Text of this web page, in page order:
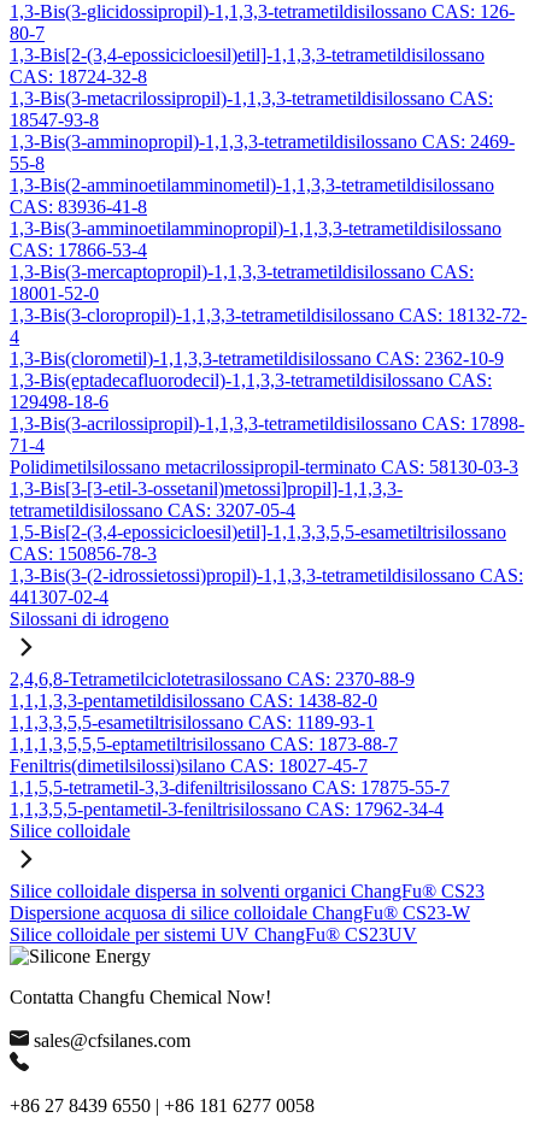
1,3-Bis(3-glicidossipropil)-1,1,3,3-tetrametildisilossano CAS: 126-
80-7
1,3-Bis[2-(3,4-epossicicloesil)etil]-1,1,3,3-tetrametildisilossano
CAS: 18724-32-8
1,3-Bis(3-metacrilossipropil)-1,1,3,3-tetrametildisilossano CAS:
18547-93-8
1,3-Bis(3-amminopropil)-1,1,3,3-tetrametildisilossano CAS: 2469-
55-8
1,3-Bis(2-amminoetilamminometil)-1,1,3,3-tetrametildisilossano
CAS: 83936-41-8
1,3-Bis(3-amminoetilamminopropil)-1,1,3,3-tetrametildisilossano
CAS: 17866-53-4
1,3-Bis(3-mercaptopropil)-1,1,3,3-tetrametildisilossano CAS:
18001-52-0
1,3-Bis(3-cloropropil)-1,1,3,3-tetrametildisilossano CAS: 18132-72-
4
1,3-Bis(clorometil)-1,1,3,3-tetrametildisilossano CAS: 2362-10-9
1,3-Bis(eptadecafluorodecil)-1,1,3,3-tetrametildisilossano CAS:
129498-18-6
1,3-Bis(3-acrilossipropil)-1,1,3,3-tetrametildisilossano CAS: 17898-
71-4
Polidimetilsilossano metacrilossipropil-terminato CAS: 58130-03-3
1,3-Bis[3-[3-etil-3-ossetanil)metossi]propil]-1,1,3,3-
tetrametildisilossano CAS: 3207-05-4
1,5-Bis[2-(3,4-epossicicloesil)etil]-1,1,3,3,5,5-esametiltrisilossano
CAS: 150856-78-3
1,3-Bis(3-(2-idrossietossi)propil)-1,1,3,3-tetrametildisilossano CAS:
441307-02-4
Silossani di idrogeno
2,4,6,8-Tetrametilciclotetrasilossano CAS: 2370-88-9
1,1,1,3,3-pentametildisilossano CAS: 1438-82-0
1,1,3,3,5,5-esametiltrisilossano CAS: 1189-93-1
1,1,1,3,5,5,5-eptametiltrisilossano CAS: 1873-88-7
Feniltris(dimetilsilossi)silano CAS: 18027-45-7
1,1,5,5-tetrametil-3,3-difeniltrisilossano CAS: 17875-55-7
1,1,3,5,5-pentametil-3-feniltrisilossano CAS: 17962-34-4
Silice colloidale
Silice colloidale dispersa in solventi organici ChangFu® CS23
Dispersione acquosa di silice colloidale ChangFu® CS23-W
Silice colloidale per sistemi UV ChangFu® CS23UV
Contatta Changfu Chemical Now!
sales@cfsilanes.com
+86 27 8439 6550 | +86 181 6277 0058